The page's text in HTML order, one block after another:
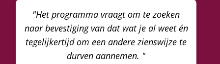
"Het programma vraagt om te zoeken
naar bevestiging van dat wat je al weet én
tegelijkertijd om een andere zienswijze te
durven aannemen. "